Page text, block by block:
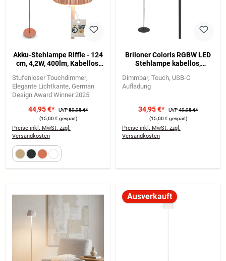
Akku-Stehlampe Riffle - 124
cm, 4,2W, 400lm, Kabellos,
Kupferfarben
Stufenloser Touchdimmer
Elegante Lichtkante German
Design Award Winner 2025
44,95 €* UVP59,95 €*
(15,00 € gespart)
Preise inkl. MwSt. zzgl.
Versandkosten
Briloner Coloris RGBW LED
Stehlampe kabellos,
Dimmbar Touch USB-C
Aufladung
34,95 €* UVP49,95 €*
(15,00 € gespart)
Preise inkl. MwSt. zzgl.
Versandkosten
Ausverkauft